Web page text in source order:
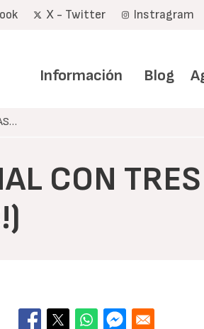
X - Twitter Instragram
Información Blog
CON